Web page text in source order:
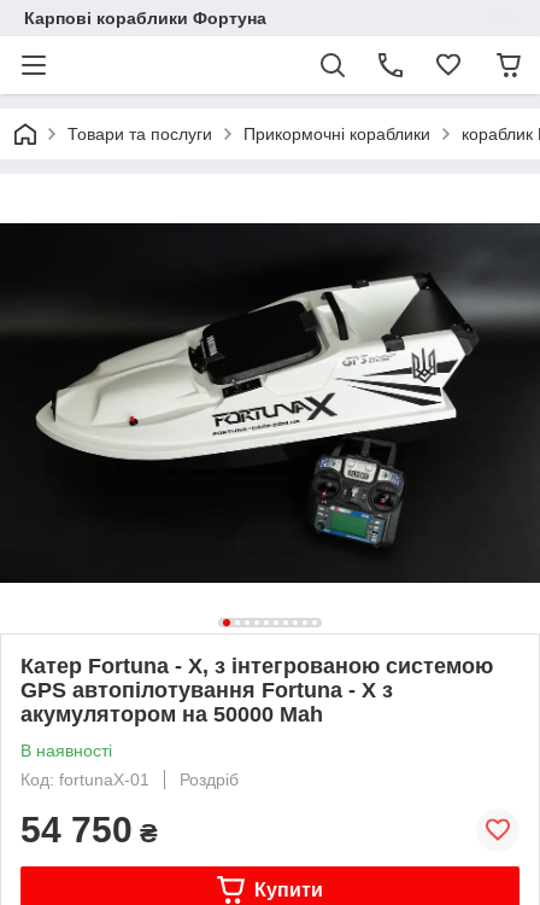
Карпові кораблики Фортуна
Товари та послуги Прикормочні кораблики
Катер Fortuna - X, з інтегрованою системою
GPS автопілотування Fortuna - X з
акумулятором на 50000 Mah
В наявності
Код: fortunaX-01
Роздріб
54 750 ₴
Купити